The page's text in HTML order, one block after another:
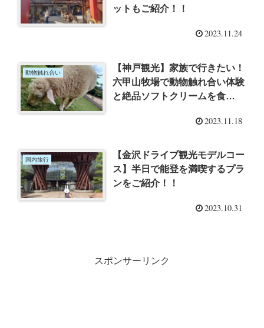
ットもご紹介！！
2023.11.24
動物触れ合い
【神戸観光】家族で行きたい！
六甲山牧場で動物触れ合い体験
と絶品ソフトクリームを食
2023.11.18
国内旅行
【金沢ドライブ観光モデルコー
ス】半日で能登を満喫するプラ
ンをご紹介！！
2023.10.31
スポンサーリンク